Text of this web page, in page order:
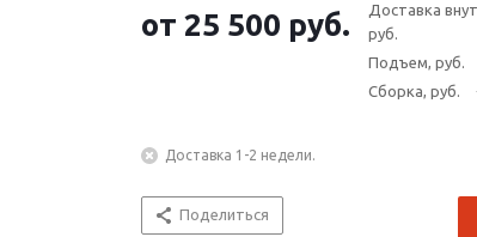
Доставка
руб.
Подъем, руб.
Сборка, руб.
от 25 500 руб.
Доставка 1-2 недели.
Поделиться